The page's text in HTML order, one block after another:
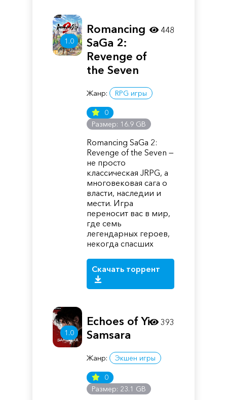
1.0
Romancing
SaGa 2:
Revenge of
the Seven
Жанр: RPG игры
0
Размер: 16.9 GB
Romancing SaGa 2:
Revenge of the Seven —
не просто
классическая JRPG, а
многовековая сага о
власти, наследии и
мести. Игра
переносит вас в мир,
где семь
легендарных героев,
некогда спасших
Скачать торрент
448
1.0
Echoes of Yi:
Samsara
Жанр: Экшен игры
0
Размер: 23.1 GB
393